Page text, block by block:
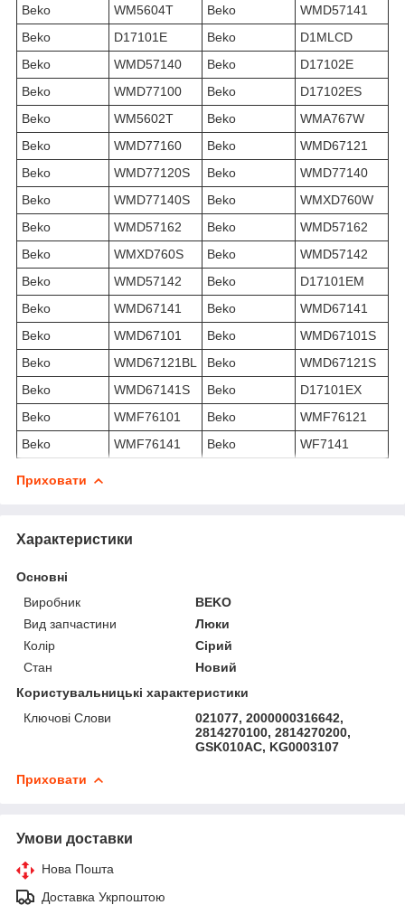
Beko WM5604T Beko
WMD57141
Beko
D17101E Beko
D1MLCD
Beko
WMD57140 Beko
D17102E
Beko
WMD77100 Beko
D17102ES
Beko
WM5602T Beko
WMA767W
Beko
WMD77160 Beko
WMD67121
Beko
WMD77120S Beko
WMD77140
Beko
WMD77140S Beko
WMXD760W
Beko
WMD57162 Beko
WMD57162
Beko
WMXD760S Beko
WMD57142
Beko
WMD57142 Beko
D17101EM
Beko
WMD67141 Beko
WMD67141
Beko
WMD67101 Beko
WMD67101S
Beko
WMD67121BL Beko
WMD67121S
Beko
WMD67141S Beko
D17101EX
Beko
WMF76101 Beko
WMF76121
Beko
WMF76141 Beko WF7141
Приховати
Характеристики
Основні
Виробник
BEKO
Вид запчастини
Люки
Колір
Сірий
Стан
Новий
Користувальницькі характеристики
Ключові Слови
021077, 2000000316642,
2814270100, 2814270200,
GSK010AC, KG0003107
Приховати
Умови доставки
Нова Пошта
Доставка Укрпоштою